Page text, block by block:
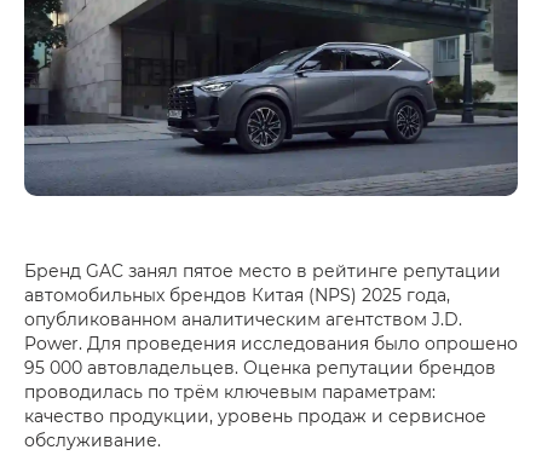
Бренд GAC занял пятое место в рейтинге репутации
автомобильных брендов Китая (NPS) 2025 года,
опубликованном аналитическим агентством J.D.
Power. Для проведения исследования было опрошено
95 000 автовладельцев. Оценка репутации брендов
проводилась по трём ключевым параметрам:
качество продукции, уровень продаж и сервисное
обслуживание.